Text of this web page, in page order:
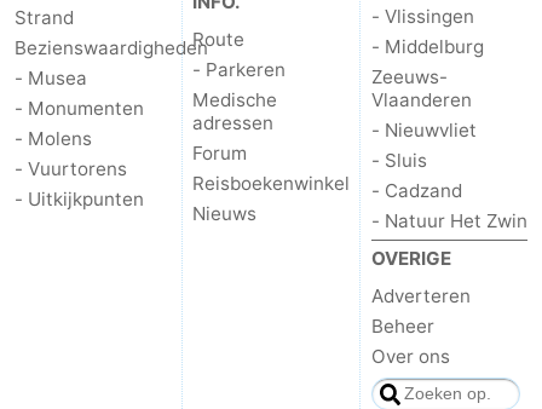
Strand
Bezienswaardigheden
- Musea
- Monumenten
- Molens
- Vuurtorens
- Uitkijkpunten
Route
- Parkeren
Medische
adressen
Forum
Reisboekenwinkel
Nieuws
- Vlissingen
- Middelburg
Zeeuws-
Vlaanderen
- Nieuwvliet
- Sluis
- Cadzand
- Natuur Het Zwin
OVERIGE
Adverteren
Beheer
Over ons